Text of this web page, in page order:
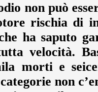
non può
rischia di
ha saputo
velocità.
morti e
non